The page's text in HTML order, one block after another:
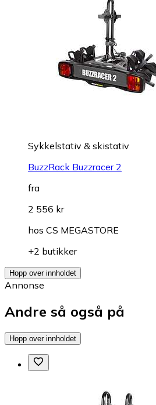
Sykkelstativ & skistativ
BuzzRack Buzzracer 2
fra
2 556 kr
hos CS MEGASTORE
+2 butikker
Hopp over innholdet
Annonse
Andre så også på
Hopp over innholdet